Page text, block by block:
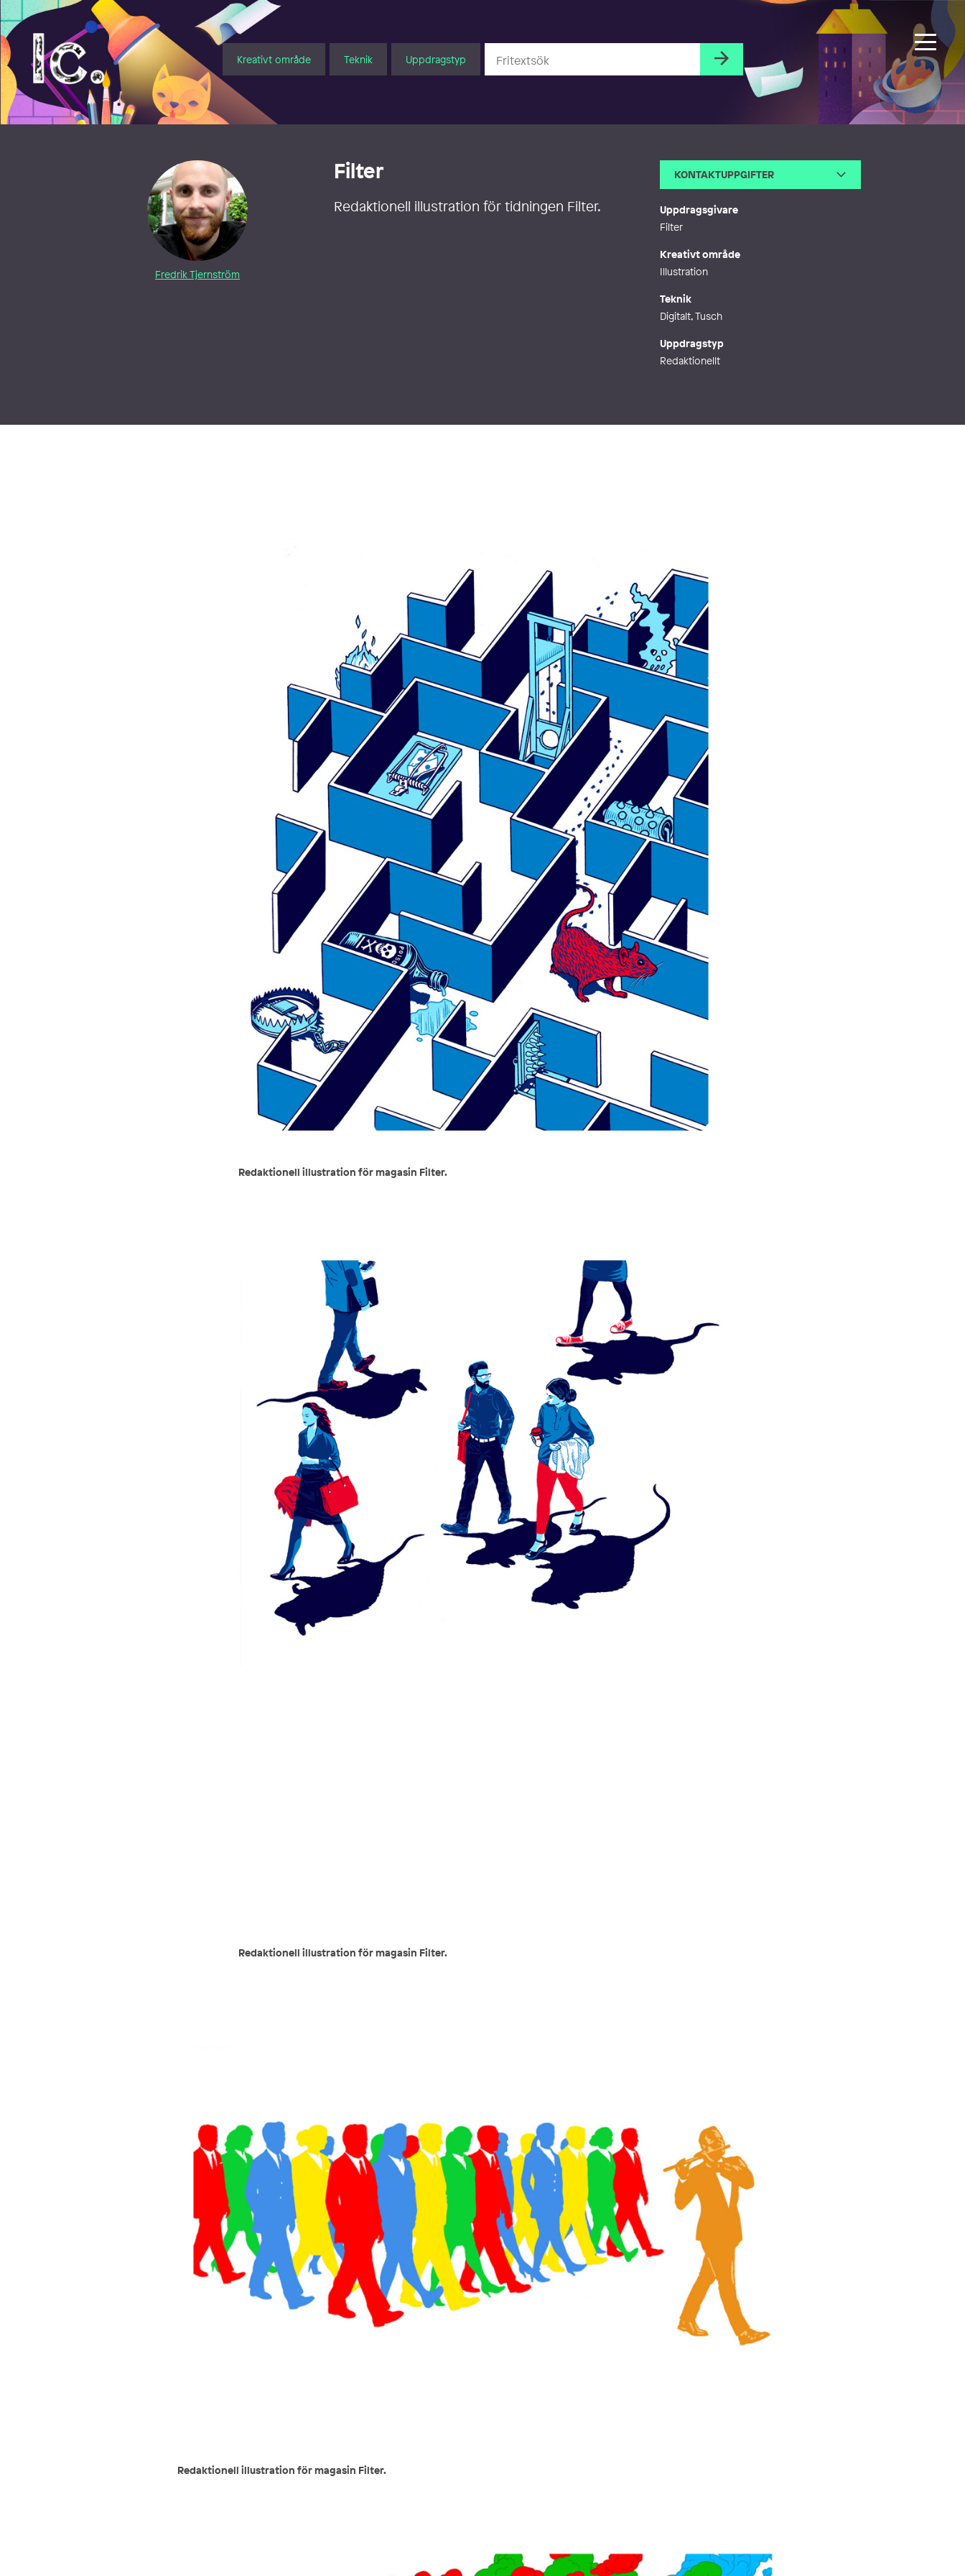
Illustratörcentrum
Kreativt område Teknik Uppdragstyp
Fredrik Tjernström
Filter
Redaktionell illustration för tidningen Filter.
KONTAKTUPPGIFTER
Webb https://agentbauer.com/artist
Uppdragsgivare
Filter
Kreativt område
Illustration
Teknik
Digitalt, Tusch
Uppdragstyp
Redaktionellt
Redaktionell illustration för magasin Filter.
Redaktionell illustration för magasin Filter.
Redaktionell illustration för magasin Filter.